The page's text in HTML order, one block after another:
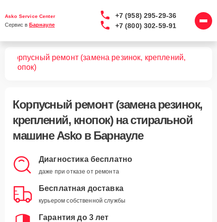
Asko Service Center
Сервис в Барнауле
+7 (958) 295-29-36
+7 (800) 302-59-91
Корпусный ремонт (замена резинок, креплений,
кнопок)
Корпусный ремонт (замена резинок,
креплений, кнопок)на стиральной
машине Asko в Барнауле
Диагностика бесплатно
даже при отказе от ремонта
Бесплатная доставка
курьером собственной службы
Гарантия до 3 лет